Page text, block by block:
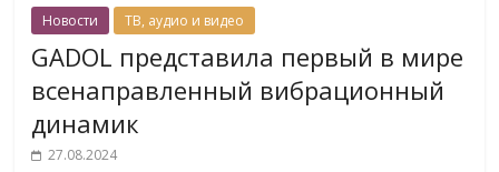
Новости ТВ, аудио и видео
GADOL представила первый в мире
всенаправленный вибрационный
динамик
27.08.2024